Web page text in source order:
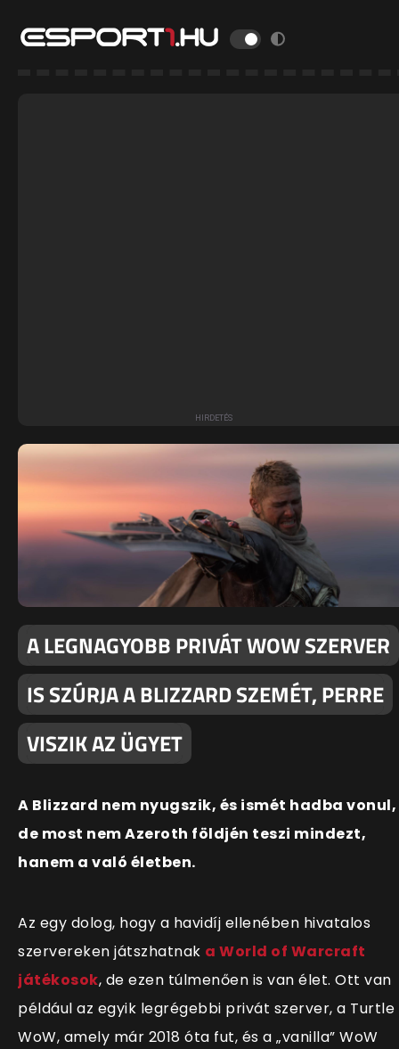
A LEGNAGYOBB PRIVÁT WOW SZERVER
IS SZÚRJA A BLIZZARD SZEMÉT, PERRE
VISZIK AZ ÜGYET
A Blizzard nem nyugszik, és ismét hadba vonul,
de most nem Azeroth földjén teszi mindezt,
hanem a való életben.
Az egy dolog, hogy a havidíj ellenében hivatalos
szervereken játszhatnak a World of Warcraft
játékosok, de ezen túlmenően is van élet. Ott van
például az egyik legrégebbi privát szerver, a Turtle
WoW, amely már 2018 óta fut, és a „vanilla” WoW